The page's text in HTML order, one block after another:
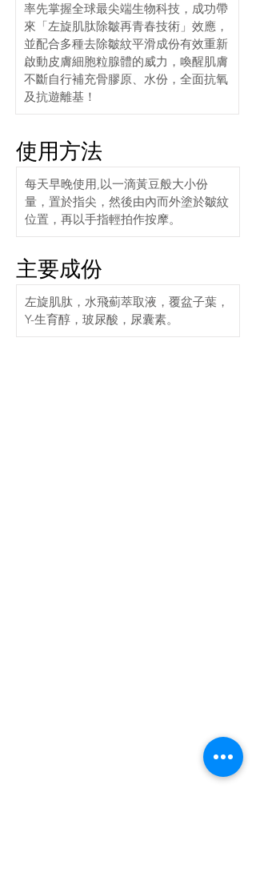
率先掌握全球最尖端生物科技，成功帶
來「左旋肌肽除皺再青春技術」效應，
並配合多種去除皺紋平滑成份有效重新
啟動皮膚細胞粒腺體的威力，喚醒肌膚
不斷自行補充骨膠原、水份，全面抗氧
及抗遊離基！
使用方法
每天早晚使用,以一滴黃豆般大小份
量，置於指尖，然後由內而外塗於皺紋
位置，再以手指輕拍作按摩。
主要成份
左旋肌肽，水飛薊萃取液，覆盆子葉，
Y-生育醇，玻尿酸，尿囊素。